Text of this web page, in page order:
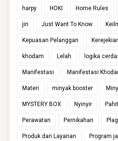
harpy HOKI Home Rules
jin Just Want To Know
Kepuasan Pelanggan
khodam Lelah logika
Manifestasi Manifestasi
Materi minyak booster
MYSTERY BOX Nyinyir
Perawatan Pernikahan
Produk dan Layanan Program